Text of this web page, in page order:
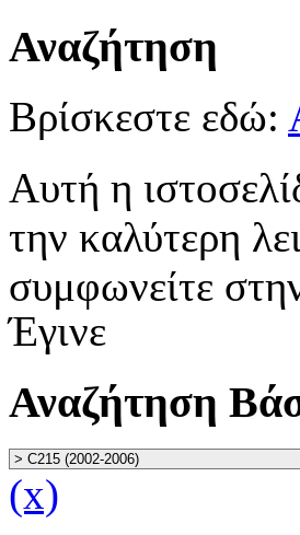
Αναζήτηση
Βρίσκεστε εδώ:
Αυτή η
την καλύτερη
συμφωνείτε
Έγινε
Αναζήτηση
(x)